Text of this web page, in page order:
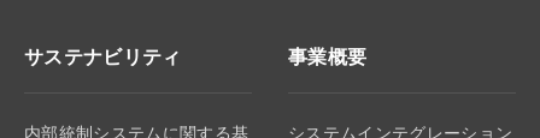
サステナビリティ
内部統制システムに関する基
事業概要
システムインテグレーション